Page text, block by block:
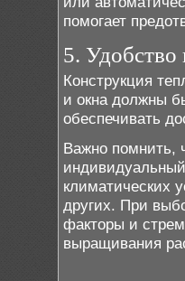
помогает
5. Удобство
Конструкция
и окна должны
обеспечивать
Важно помнить,
климатических
других. При
факторы и
выращивания